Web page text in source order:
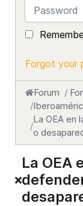
Password
Forgot your
Forum
La OEA en
o
La OEA